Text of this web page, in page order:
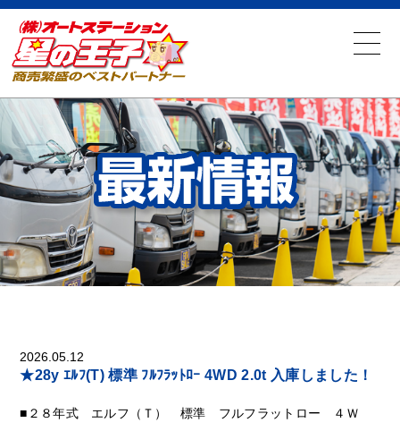
2026.05.12
★28y ｴﾙﾌ(T) 標準 ﾌﾙﾌﾗｯﾄﾛｰ 4WD 2.0t 入庫しました！
■２８年式 エルフ（Ｔ） 標準 フルフラットロー ４Ｗ